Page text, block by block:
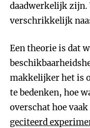
daadwerkelijk zijn.
verschrikkelijk
Een theorie is dat
makkelijker het is
te bedenken, hoe
overschat hoe
geciteerd